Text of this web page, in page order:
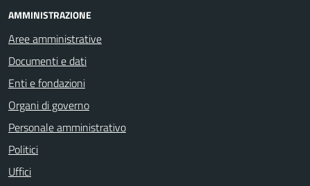
AMMINISTRAZIONE
Aree amministrative
Documenti e dati
Enti e fondazioni
Organi di governo
Personale amministrativo
Politici
Uffici